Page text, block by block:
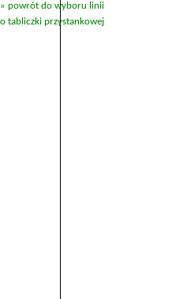
« powrót do wyboru linii
tabliczki przystankowej